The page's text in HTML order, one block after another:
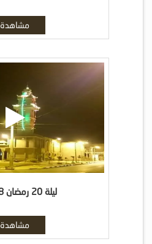
مشاهدة
ليلة 20 رمضان 1438هـ
مشاهدة